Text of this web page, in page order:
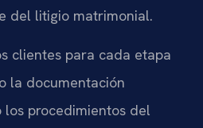
del litigio matrimonial.
clientes para cada etapa
la documentación
procedimientos del